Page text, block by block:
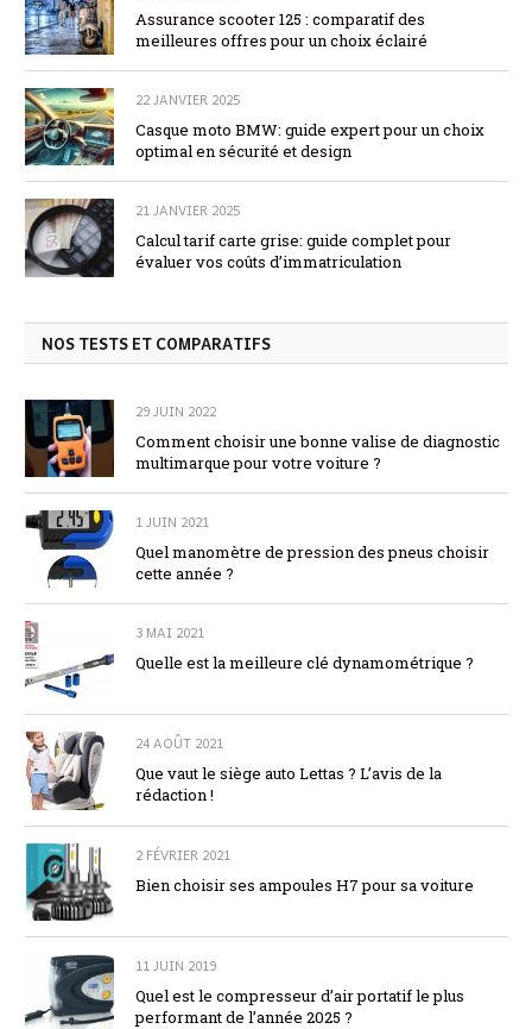
Assurance scooter 125 : comparatif des
meilleures offres pour un choix éclairé
22 JANVIER 2025
Casque moto BMW: guide expert pour un choix
optimal en sécurité et design
21 JANVIER 2025
Calcul tarif carte grise: guide complet pour
évaluer vos coûts d’immatriculation
NOS TESTS ET COMPARATIFS
29 JUIN 2022
Comment choisir une bonne valise de diagnostic
multimarque pour votre voiture ?
1 JUIN 2021
Quel manomètre de pression des pneus choisir
cette année ?
3 MAI 2021
Quelle est la meilleure clé dynamométrique ?
24 AOÛT 2021
Que vaut le siège auto Lettas ? L’avis de la
rédaction !
2 FÉVRIER 2021
Bien choisir ses ampoules H7 pour sa voiture
11 JUIN 2019
Quel est le compresseur d’air portatif le plus
performant de l’année 2025 ?